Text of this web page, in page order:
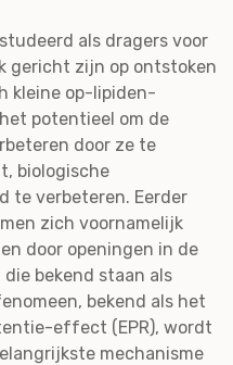
als dragers voor
gericht zijn op ontstoken
kleine op-lipiden-
potentieel om de
door ze te
biologische
te verbeteren. Eerder
zich voornamelijk
door openingen in de
bekend staan als
bekend als het
effect (EPR), wordt
mechanisme